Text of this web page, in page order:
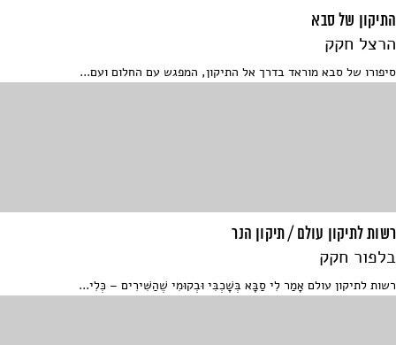
התיקון של סבא
הרצל חקק
סיפורו של סבא מוראד בדרך אל התיקון, המפגש עם החלום ועם...
רשות לתיקון עולם / תיקון הנר
בלפור חקק
רשות לתיקון עולם אָמַר לִי סַבָּא בְּשָׁכְבִּי וּבְקוּמִי שֶׁהַשִּׁירִים – כְּלִי...